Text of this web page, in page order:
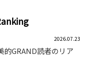
2026.07.23
的GRAND読者のリア